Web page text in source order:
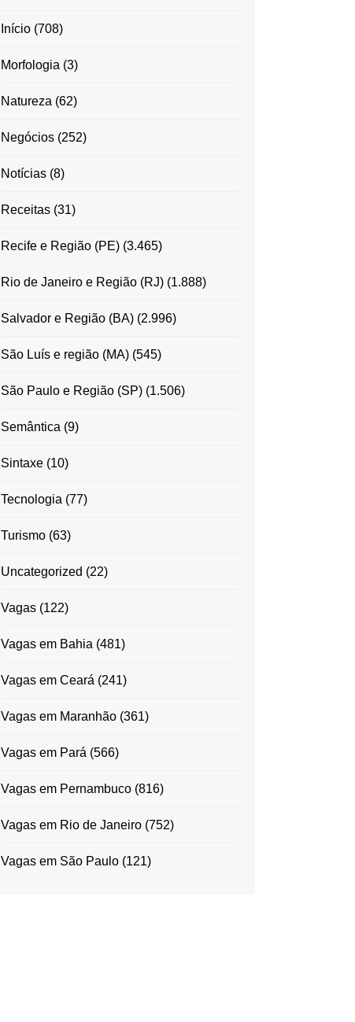
Início(708)
Morfologia (3)
Natureza (62)
Negócios(252)
Notícias(8)
Receitas(31)
Recife e Região (PE)(3.465)
Rio de Janeiro e Região (RJ)(1.888)
Salvador e Região (BA)(2.996)
São Luís e região (MA)(545)
São Paulo e Região (SP)(1.506)
Semântica (9)
Sintaxe(10)
Tecnologia (77)
Turismo(63)
Uncategorized (22)
Vagas(122)
Vagas em Bahia (481)
Vagas em Ceará (241)
Vagas em Maranhão(361)
Vagas em Pará (566)
Vagas em Pernambuco(816)
Vagas em Rio de Janeiro(752)
Vagas em São Paulo(121)